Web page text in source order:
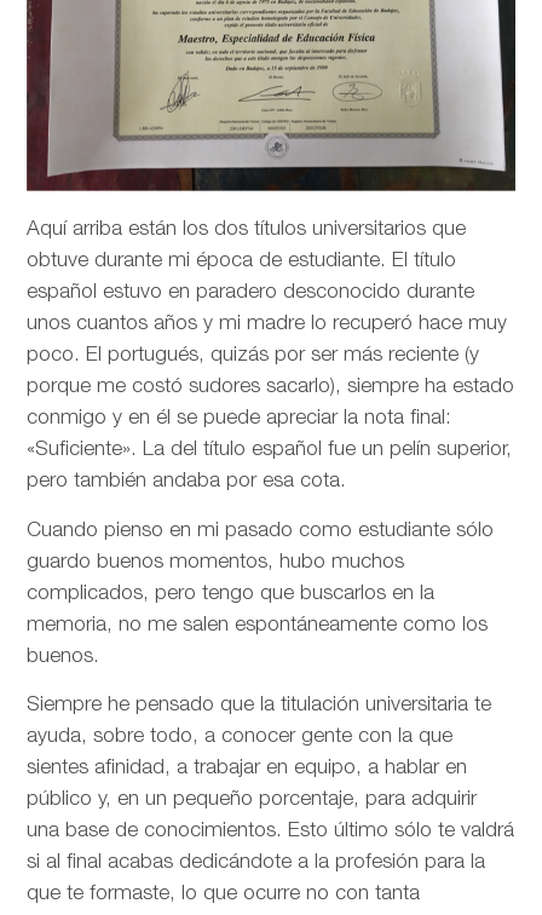
Aquí arriba están los dos títulos universitarios que
obtuve durante mi época de estudiante. El título
español estuvo en paradero desconocido durante
unos cuantos años y mi madre lo recuperó hace muy
poco. El portugués, quizás por ser más reciente (y
porque me costó sudores sacarlo), siempre ha estado
conmigo y en él se puede apreciar la nota final:
«Suficiente». La del título español fue un pelín superior,
pero también andaba por esa cota.
Cuando pienso en mi pasado como estudiante sólo
guardo buenos momentos, hubo muchos
complicados, pero tengo que buscarlos en la
memoria, no me salen espontáneamente como los
buenos.
Siempre he pensado que la titulación universitaria te
ayuda, sobre todo, a conocer gente con la que
sientes afinidad, a trabajar en equipo, a hablar en
público y, en un pequeño porcentaje, para adquirir
una base de conocimientos. Esto último sólo te valdrá
si al final acabas dedicándote a la profesión para la
que te formaste, lo que ocurre no con tanta